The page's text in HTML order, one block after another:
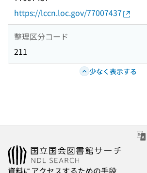
https://lccn.loc.gov/77007437
整理区分コード
211
少なく表示する
資料にアクセスするための手段